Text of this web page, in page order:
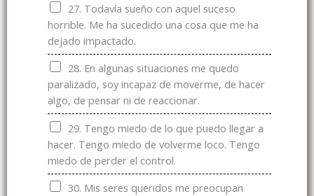
27. Todavía sueño con aquel suceso
horrible. Me ha sucedido una cosa que me ha
dejado impactado.
28. En algunas situaciones me quedo
paralizado, soy incapaz de moverme, de hacer
algo, de pensar ni de reaccionar.
29. Tengo miedo de lo que puedo llegar a
hacer. Tengo miedo de volverme loco. Tengo
miedo de perder el control.
30. Mis seres queridos me preocupan